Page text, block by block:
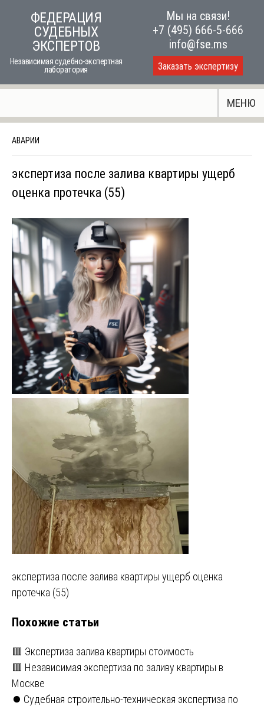
ФЕДЕРАЦИЯ
СУДЕБНЫХ
ЭКСПЕРТОВ
Независимая судебно-экспертная
лаборатория
Мы на связи!
+7 (495) 666-5-666
info@fse.ms
Заказать экспертизу
МЕНЮ
АВАРИИ
экспертиза после залива квартиры ущерб
оценка протечка (55)
Навигация
по
записям
экспертиза после залива квартиры ущерб оценка
протечка (55)
Похожие статьи
🟥 Экспертиза залива квартиры стоимость
🟥 Независимая экспертиза по заливу квартиры в
Москве
⏺️ Судебная строительно-техническая экспертиза по